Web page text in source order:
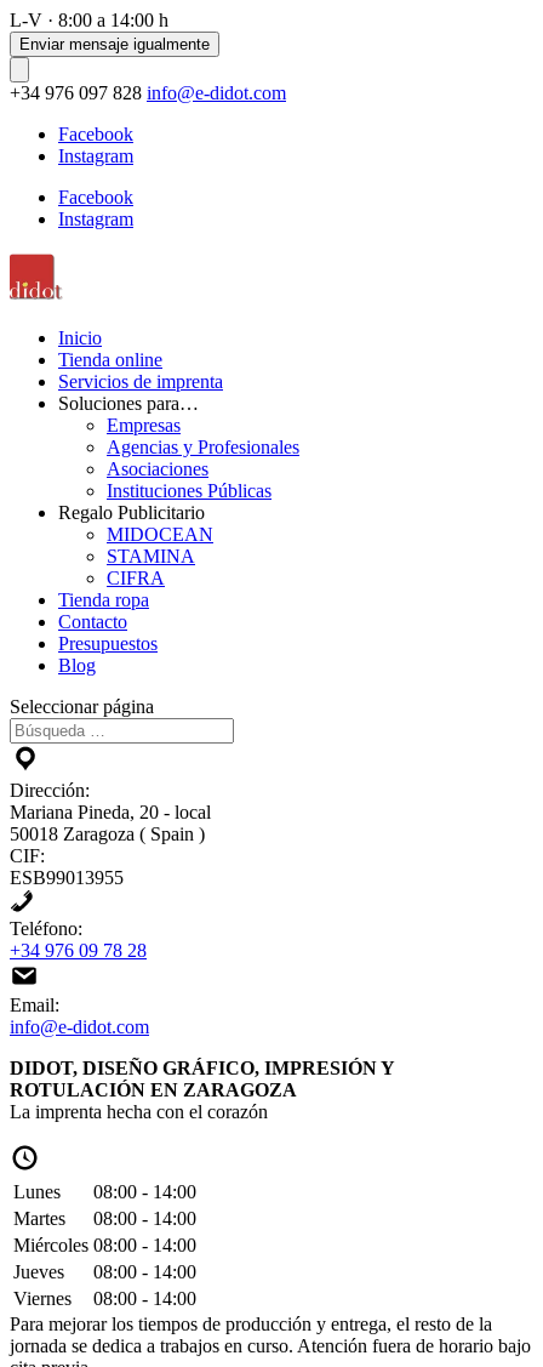
L-V · 8:00 a 14:00 h
Enviar mensaje igualmente
+34 976 097 828 info@e-didot.com
Facebook
Instagram
Facebook
Instagram
Inicio
Tienda online
Servicios de imprenta
Soluciones para…
Empresas
Agencias y Profesionales
Asociaciones
Instituciones Públicas
Regalo Publicitario
MIDOCEAN
STAMINA
CIFRA
Tienda ropa
Contacto
Presupuestos
Blog
Seleccionar página
Dirección:
Mariana Pineda, 20 - local
50018 Zaragoza ( Spain )
CIF:
ESB99013955
Teléfono:
+34 976 09 78 28
Email:
info@e-didot.com
DIDOT, DISEÑO GRÁFICO, IMPRESIÓN Y
ROTULACIÓN EN ZARAGOZA
La imprenta hecha con el corazón
Lunes
08:00 - 14:00
Martes
08:00 - 14:00
Miércoles 08:00 - 14:00
Jueves
08:00 - 14:00
Viernes
08:00 - 14:00
Para mejorar los tiempos de producción y entrega, el resto de la
jornada se dedica a trabajos en curso. Atención fuera de horario bajo